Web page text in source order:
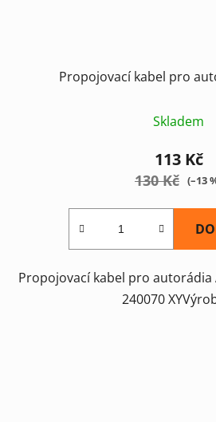
Propojovací kabel pro
Skladem
113 Kč
130 Kč (–13
Propojovací kabel pro autorádia
240070